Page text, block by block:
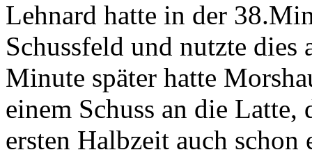
Lehnard hatte in der
Schussfeld und nutzte
Minute später hatte
einem Schuss an die
ersten Halbzeit auch